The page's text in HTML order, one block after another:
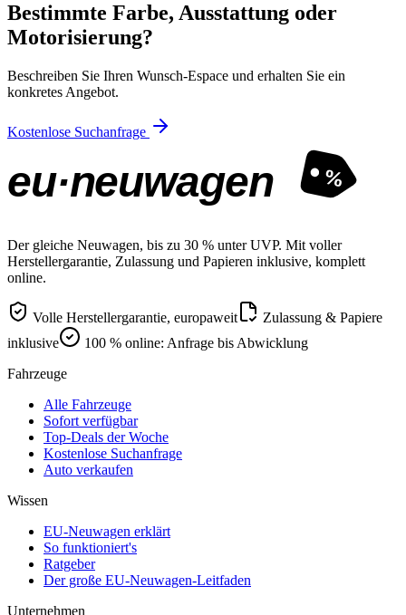
Bestimmte Farbe, Ausstattung oder
Motorisierung?
Beschreiben Sie Ihren Wunsch-Espace und erhalten Sie ein
konkretes Angebot.
Kostenlose Suchanfrage
eu·neuwagen %
Der gleiche Neuwagen, bis zu 30 % unter UVP. Mit voller
Herstellergarantie, Zulassung und Papieren inklusive, komplett
online.
Volle Herstellergarantie, europaweit
Zulassung & Papiere
inklusive
100 % online: Anfrage bis Abwicklung
Fahrzeuge
Alle Fahrzeuge
Sofort verfügbar
Top-Deals der Woche
Kostenlose Suchanfrage
Auto verkaufen
Wissen
EU-Neuwagen erklärt
So funktioniert's
Ratgeber
Der große EU-Neuwagen-Leitfaden
Unternehmen